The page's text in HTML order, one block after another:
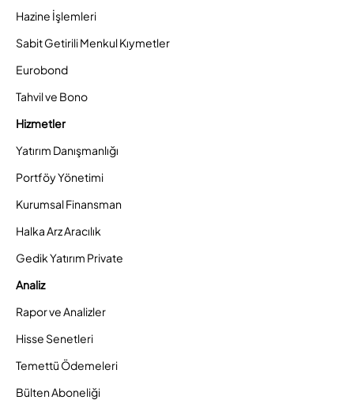
Hazine İşlemleri
Sabit Getirili Menkul Kıymetler
Eurobond
Tahvil ve Bono
Hizmetler
Yatırım Danışmanlığı
Portföy Yönetimi
Kurumsal Finansman
Halka Arz Aracılık
Gedik Yatırım Private
Analiz
Rapor ve Analizler
Hisse Senetleri
Temettü Ödemeleri
Bülten Aboneliği